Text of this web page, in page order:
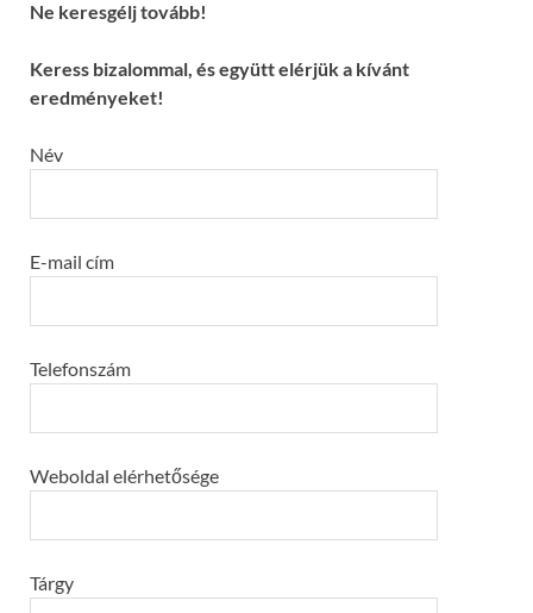
Ne keresgélj tovább!
Keress bizalommal, és együtt elérjük a kívánt
eredményeket!
Név
E-mail cím
Telefonszám
Weboldal elérhetősége
Tárgy